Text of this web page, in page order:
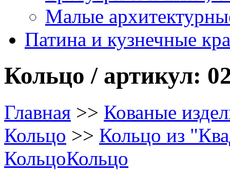
Малые
Патина и кузнечные
Кольцо / артикул:
Главная >> Кованые
Кольцо >> Кольцо из
КольцоКольцо